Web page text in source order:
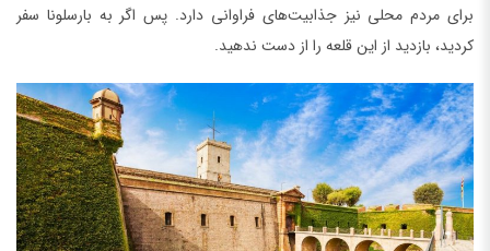
برای مردم محلی نیز جذابیت‌های فراوانی دارد. پس اگر به بارسلونا سفر
کردید، بازدید از این قلعه را از دست ندهید.